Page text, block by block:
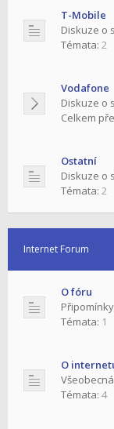
T-Mobile
Diskuze o
Témata: 2
Vodafone
Diskuze o
Celkem
Ostatní
Diskuze o
Témata: 2
Internet Forum
O fóru
Témata: 1
O
Témata: 4